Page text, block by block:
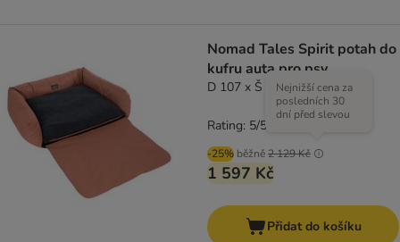
Nomad Tales Spirit potah do
kufru auta pro psy
D 107 x Š 82 x V 25 cm
-25% běžně2 129 Kč
Nejnižší cena za
posledních 30
dní před slevou
1 597 Kč
Rating: 5/5
Přidat do košíku